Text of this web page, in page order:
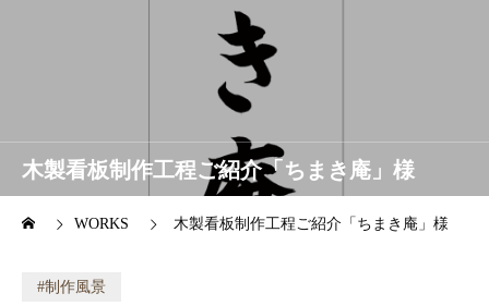
木製看板制作工程ご紹介「ちまき庵」様
WORKS 木製看板制作工程ご紹介「ちまき庵」様
制作風景